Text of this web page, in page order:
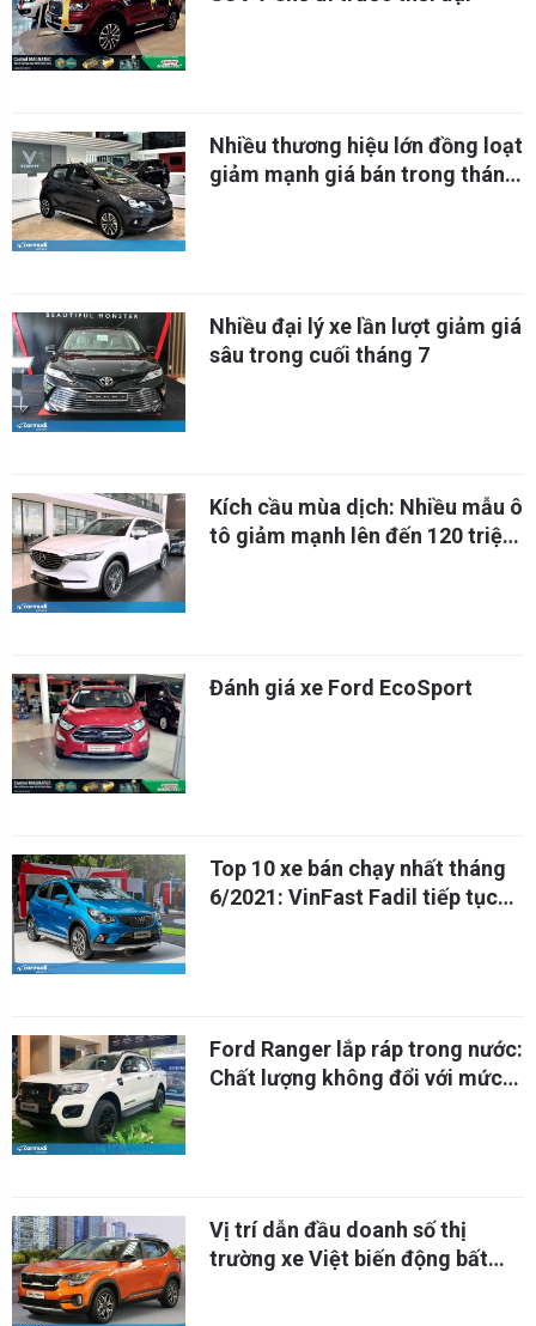
Nhiều thương hiệu lớn đồng loạt
giảm mạnh giá bán trong tháng
Nhiều đại lý xe lần lượt giảm giá
sâu trong cuối tháng 7
Kích cầu mùa dịch: Nhiều mẫu ô
tô giảm mạnh lên đến 120 triệu
Đánh giá xe Ford EcoSport
Top 10 xe bán chạy nhất tháng
6/2021: VinFast Fadil tiếp tục
Ford Ranger lắp ráp trong nước:
Chất lượng không đổi với mức
Vị trí dẫn đầu doanh số thị
trường xe Việt biến động bất